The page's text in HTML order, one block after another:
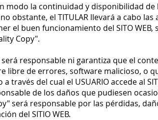
modo la continuidad y disponibilidad
obstante, el TITULAR llevará a cabo
el buen funcionamiento del SITO WEB,
Copy".
responsable ni garantiza que el
libre de errores, software malicioso, o
través del cual el USUARIO accede al
de los daños que pudiesen
será responsable por las pérdidas,
del SITIO WEB.